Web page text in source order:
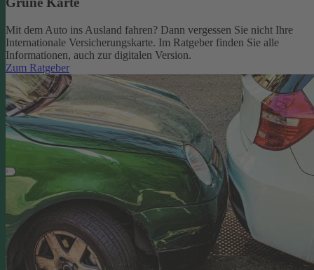
Mit dem Auto ins Ausland fahren? Dann vergessen Sie nicht Ihre
Internationale Versicherungskarte. Im Ratgeber finden Sie alle
Informationen, auch zur digitalen Version.
Zum Ratgeber